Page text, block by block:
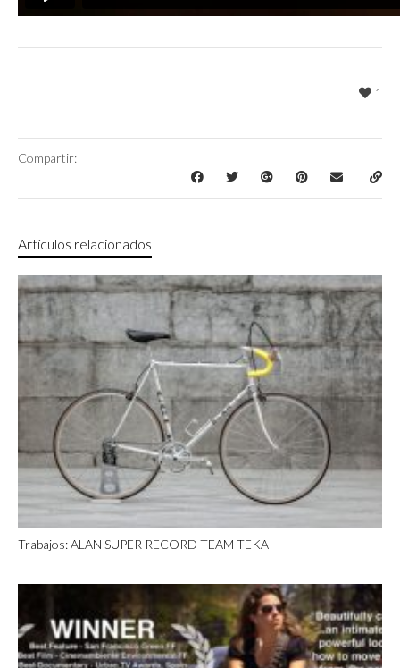
1
Compartir:
Artículos relacionados
Trabajos: ALAN SUPER RECORD TEAM TEKA